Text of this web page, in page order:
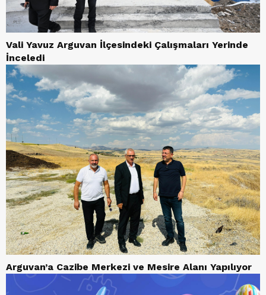
Vali Yavuz Arguvan İlçesindeki Çalışmaları Yerinde
İnceledi
Arguvan’a Cazibe Merkezi ve Mesire Alanı Yapılıyor